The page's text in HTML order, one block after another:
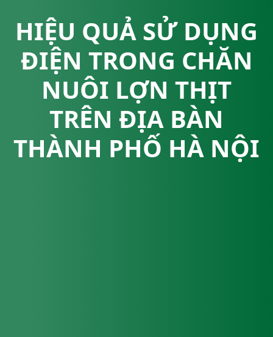
HIỆU QUẢ SỬ DỤNG
ĐIỆN TRONG CHĂN
NUÔI LỢN THỊT
TRÊN ĐỊA BÀN
THÀNH PHỐ HÀ NỘI